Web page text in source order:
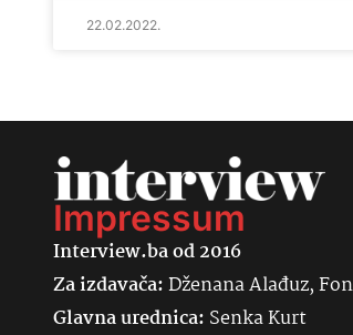
22.02.2022.
Impressum
Interview.ba od 2016
Za izdavača:Dženana Alađuz,
Glavna urednica: SenkaKurt